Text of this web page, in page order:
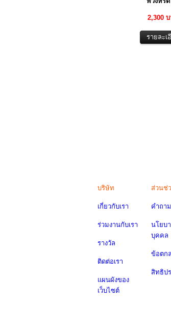
2,300
บริษัท
เกี่ยวกับเรา
ร่วมงานกับเรา
รางวัล
ติดต่อเรา
แผนผังของ
เว็บไซต์
ส่วนช่
คำถา
นโยบ
บุคคล
ข้อตก
สิทธิป